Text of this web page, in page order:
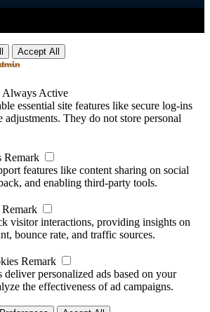
Accept All
Always Active
essential site features like secure log-ins
adjustments. They do not store personal
Remark
features like content sharing on social
and enabling third-party tools.
Remark
visitor interactions, providing insights on
bounce rate, and traffic sources.
Remark
personalized ads based on your
the effectiveness of ad campaigns.